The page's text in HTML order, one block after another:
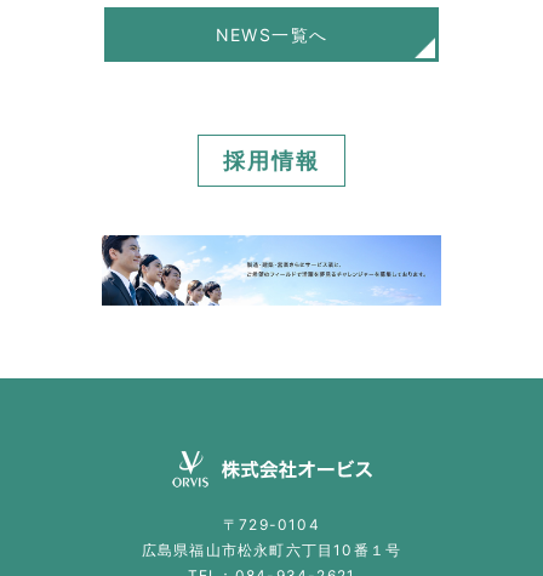
NEWS一覧へ
採用情報
〒729-0104
広島県福山市松永町六丁目10番１号